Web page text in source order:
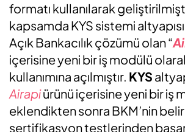
formatı kullanılarak
kapsamda KYS sistemi
Açık Bankacılık çözümü olan “
içerisine yeni bir iş modülü
kullanımına açılmıştır. KYS
Airapiürünü içerisine yeni bir iş
eklendikten sonra BKM’nin
sertifikasyon testlerinden